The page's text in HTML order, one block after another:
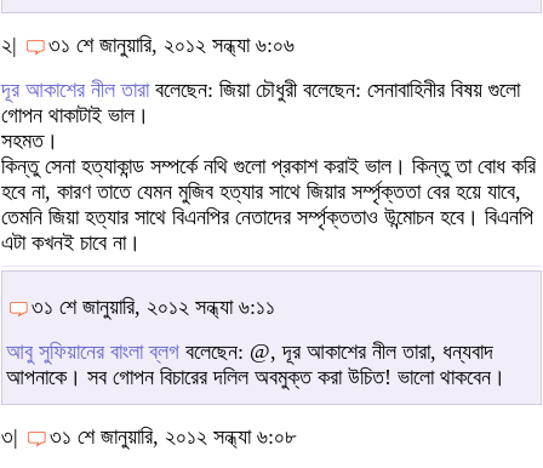
২|
৩১ শে জানুয়ারি, ২০১২ সন্ধ্যা ৬:০৬
দূর আকাশের নীল তারা বলেছেন: জিয়া চৌধুরী বলেছেন: সেনাবাহিনীর বিষয় গুলো
গোপন থাকাটাই ভাল।
সহমত।
কিন্তু সেনা হত্যাকান্ড সম্পর্কে নথি গুলো প্রকাশ করাই ভাল। কিন্তু তা বোধ করি
হবে না, কারণ তাতে যেমন মুজিব হত্যার সাথে জিয়ার সর্ম্পৃক্ততা বের হয়ে যাবে,
তেমনি জিয়া হত্যার সাথে বিএনপির নেতাদের সর্ম্পৃক্ততাও উন্মোচন হবে। বিএনপি
এটা কখনই চাবে না।
৩১ শে জানুয়ারি, ২০১২ সন্ধ্যা ৬:১১
আবু সুফিয়ানের বাংলা ব্লগ বলেছেন: @, দূর আকাশের নীল তারা, ধন্যবাদ
আপনাকে। সব গোপন বিচারের দলিল অবমুক্ত করা উচিত! ভালো থাকবেন।
৩|
৩১ শে জানুয়ারি, ২০১২ সন্ধ্যা ৬:০৮